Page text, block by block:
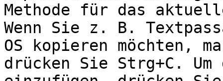
Methode für das
Wenn Sie z. B.
OS kopieren möchten,
drücken Sie Strg+C. Um